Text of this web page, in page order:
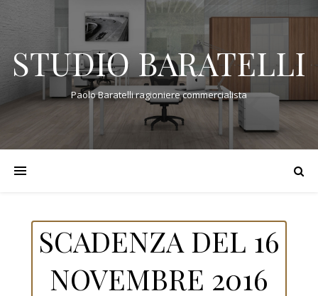
STUDIO BARATELLI
Paolo Baratelli ragioniere commercialista
SCADENZA DEL 16
NOVEMBRE 2016